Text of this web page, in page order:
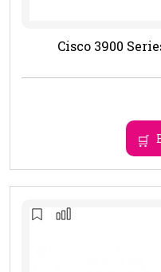
Cisco 3900